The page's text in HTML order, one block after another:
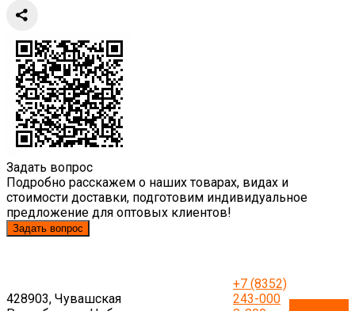
Задать вопрос
Подробно расскажем о наших товарах, видах и
стоимости доставки, подготовим индивидуальное
предложение для оптовых клиентов!
Задать вопрос
428903, Чувашская
+7 (8352)
243-000